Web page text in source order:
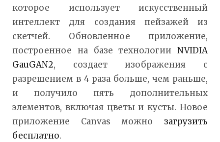
которое использует искусственный
интеллект для создания пейзажей из
скетчей. Обновленное приложение,
построенное на базе технологии NVIDIA
GauGAN2, создает изображения с
разрешением в 4 раза больше, чем раньше,
и получило пять дополнительных
элементов, включая цветы и кусты. Новое
приложение Canvas можно загрузить
бесплатно.